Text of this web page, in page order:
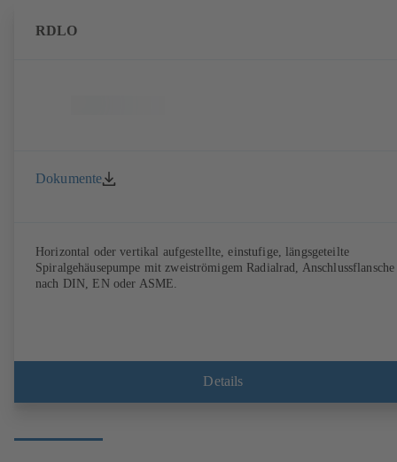
RDLO
Dokumente
Horizontal oder vertikal aufgestellte, einstufige, längsgeteilte
Spiralgehäusepumpe mit zweiströmigem Radialrad, Anschlussflansche
nach DIN, EN oder ASME.
Details